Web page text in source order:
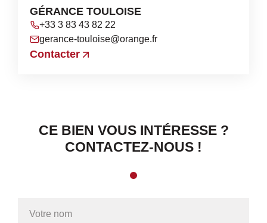
GÉRANCE TOULOISE
+33 3 83 43 82 22
gerance-touloise@orange.fr
Contacter
CE BIEN VOUS INTÉRESSE ?
CONTACTEZ-NOUS !